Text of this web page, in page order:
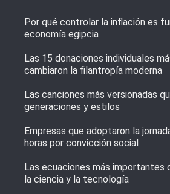
Por qué controlar la inflación es
economía egipcia
Las 15 donaciones individuales
cambiaron la filantropía moderna
Las canciones más versionadas
generaciones y estilos
Empresas que adoptaron la
horas por convicción social
Las ecuaciones más importantes
la ciencia y la tecnología